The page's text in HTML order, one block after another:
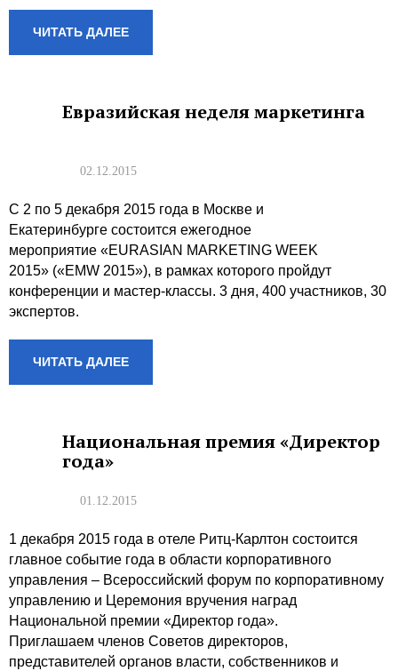
ЧИТАТЬ ДАЛЕЕ
Евразийская неделя маркетинга
02.12.2015
С 2 по 5 декабря 2015 года в Москве и
Екатеринбурге состоится ежегодное
мероприятие «EURASIAN MARKETING WEEK
2015» («EMW 2015»), в рамках которого пройдут
конференции и мастер-классы. 3 дня, 400 участников, 30
экспертов.
ЧИТАТЬ ДАЛЕЕ
Национальная премия «Директор
года»
01.12.2015
1 декабря 2015 года в отеле Ритц-Карлтон состоится
главное событие года в области корпоративного
управления – Всероссийский форум по корпоративному
управлению и Церемония вручения наград
Национальной премии «Директор года».
Приглашаем членов Советов директоров,
представителей органов власти, собственников и